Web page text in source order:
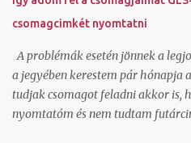
csomagcimkét nyomtatni
A problémák esetén jönnek a
a jegyében kerestem pár hónapja
tudjak csomagot feladni akkor is,
nyomtatóm és nem tudtam